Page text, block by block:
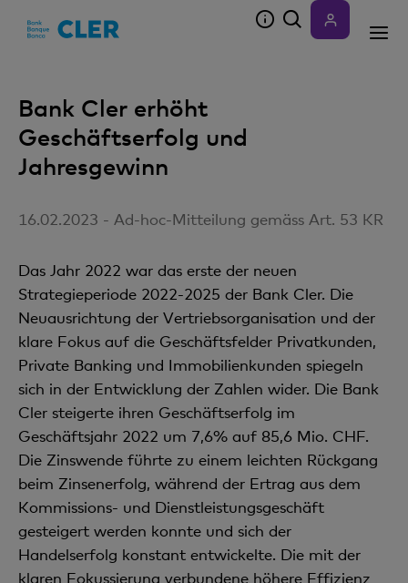
Bank Cler erhöht
Geschäftserfolg und
Jahresgewinn
16.02.2023 - Ad-hoc-Mitteilung gemäss Art. 53 KR
Das Jahr 2022 war das erste der neuen
Strategieperiode 2022-2025 der Bank Cler. Die
Neuausrichtung der Vertriebsorganisation und der
klare Fokus auf die Geschäftsfelder Privatkunden,
Private Banking und Immobilienkunden spiegeln
sich in der Entwicklung der Zahlen wider. Die Bank
Cler steigerte ihren Geschäftserfolg im
Geschäftsjahr 2022 um 7,6% auf 85,6 Mio. CHF.
Die Zinswende führte zu einem leichten Rückgang
beim Zinsenerfolg, während der Ertrag aus dem
Kommissions- und Dienstleistungsgeschäft
gesteigert werden konnte und sich der
Handelserfolg konstant entwickelte. Die mit der
klaren Fokussierung verbundene höhere Effizienz